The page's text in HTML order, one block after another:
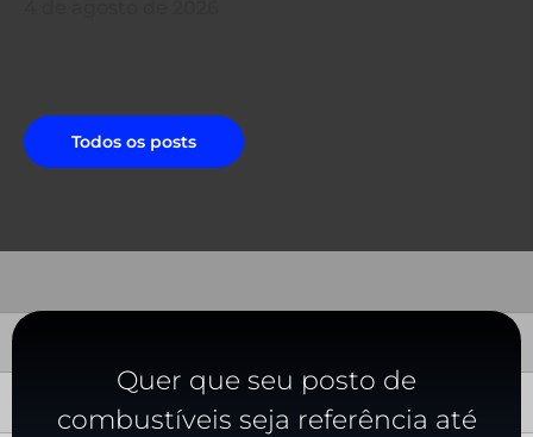
Todos os posts
Quer que seu posto de
combustíveis seja referência até